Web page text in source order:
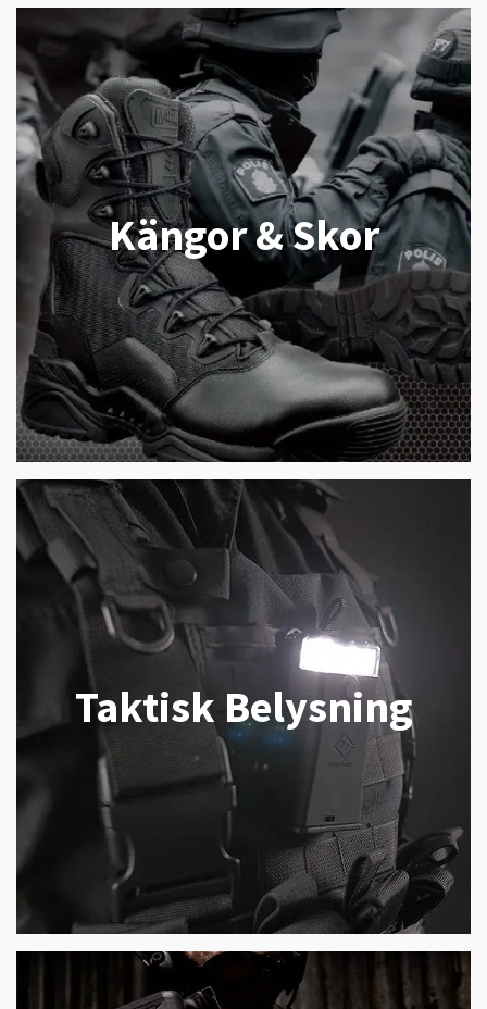
Kängor & Skor
Taktisk Belysning